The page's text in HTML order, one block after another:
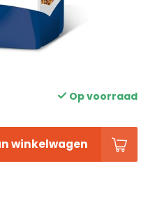
Op voorraad
winkelwagen